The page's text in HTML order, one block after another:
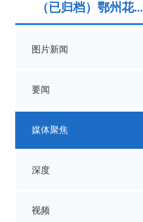
（已归档）鄂州花...
图片新闻
要闻
媒体聚焦
深度
视频